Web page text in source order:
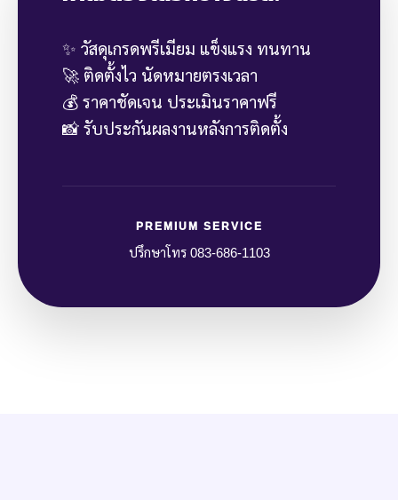
✨ วัสดุเกรดพรีเมียม แข็งแรง ทนทาน
🚀 ติดตั้งไว นัดหมายตรงเวลา
💰 ราคาชัดเจน ประเมินราคาฟรี
📸 รับประกันผลงานหลังการติดตั้ง
PREMIUM SERVICE
ปรึกษาโทร 083-686-1103